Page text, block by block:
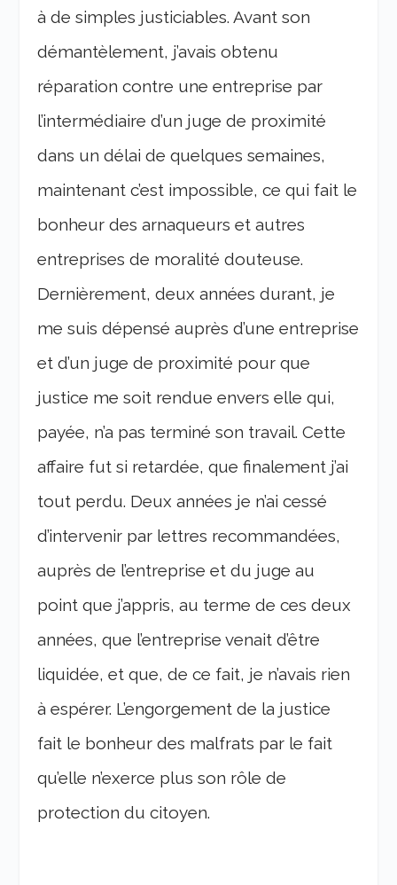
à de simples justiciables. Avant son
démantèlement, j’avais obtenu
réparation contre une entreprise par
l’intermédiaire d’un juge de proximité
dans un délai de quelques semaines,
maintenant c’est impossible, ce qui fait le
bonheur des arnaqueurs et autres
entreprises de moralité douteuse.
Dernièrement, deux années durant, je
me suis dépensé auprès d’une entreprise
et d’un juge de proximité pour que
justice me soit rendue envers elle qui,
payée, n’a pas terminé son travail. Cette
affaire fut si retardée, que finalement j’ai
tout perdu. Deux années je n’ai cessé
d’intervenir par lettres recommandées,
auprès de l’entreprise et du juge au
point que j’appris, au terme de ces deux
années, que l’entreprise venait d’être
liquidée, et que, de ce fait, je n’avais rien
à espérer. L’engorgement de la justice
fait le bonheur des malfrats par le fait
qu’elle n’exerce plus son rôle de
protection du citoyen.